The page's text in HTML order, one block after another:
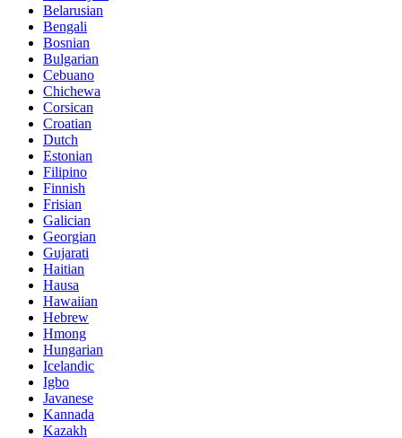
Belarusian
Bengali
Bosnian
Bulgarian
Cebuano
Chichewa
Corsican
Croatian
Dutch
Estonian
Filipino
Finnish
Frisian
Galician
Georgian
Gujarati
Haitian
Hausa
Hawaiian
Hebrew
Hmong
Hungarian
Icelandic
Igbo
Javanese
Kannada
Kazakh